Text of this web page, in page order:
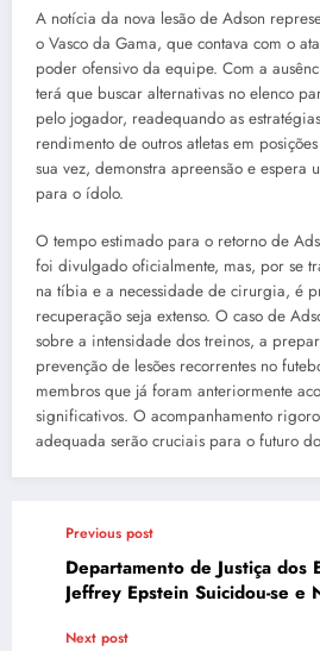
A notícia da nova lesão de Adson
o Vasco da Gama, que contava com o
poder ofensivo da equipe. Com a
terá que buscar alternativas no elenco
pelo jogador, readequando as
rendimento de outros atletas em
sua vez, demonstra apreensão e espera
para o ídolo.
O tempo estimado para o retorno de
foi divulgado oficialmente, mas, por se
na tíbia e a necessidade de cirurgia, é
recuperação seja extenso. O caso de
sobre a intensidade dos treinos, a
prevenção de lesões recorrentes no
membros que já foram anteriormente
significativos. O acompanhamento
adequada serão cruciais para o futuro
Previous post
Departamento de Justiça dos
Jeffrey Epstein Suicidou-se e
Next post